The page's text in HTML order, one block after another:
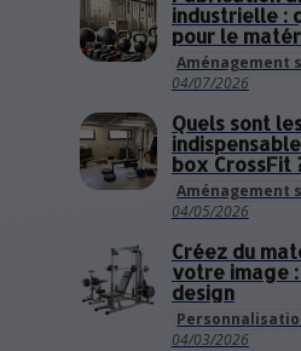
Aménagement
04/07/2026
industrielle :
pour le
Aménagement
04/05/2026
Quels sont
box CrossFit
04/03/2026
Créez du
votre image
design